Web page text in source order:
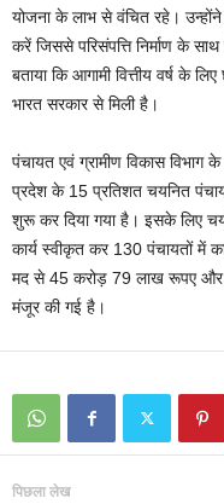
योजना के लाभ से वंचित रहे। उन्होंने
करें जिससे परिसंपत्ति निर्माण के
बताया कि आगामी वित्तीय वर्ष के
भारत सरकार से मिली है।
पंचायत एवं ग्रामीण विकास विभाग
प्रदेश के 15 प्रतिशत चयनित
शुरू कर दिया गया है। इसके लिए
कार्य स्वीकृत कर 130 पंचायतों में
मद से 45 करोड़ 79 लाख रूपए और
मंजूर की गई है।
पिछला लेख